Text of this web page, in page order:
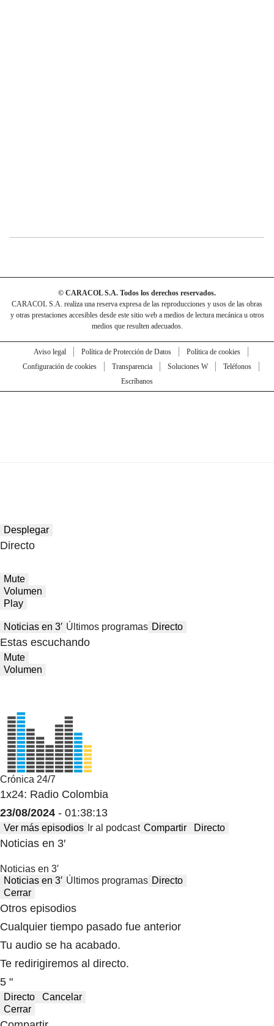
© CARACOL S.A. Todos los derechos reservados.
CARACOL S.A. realiza una reserva expresa de las reproducciones y usos de las obras
y otras prestaciones accesibles desde este sitio web a medios de lectura mecánica u otros
medios que resulten adecuados.
Aviso legal Política de Protección de Datos
Política de cookies
Configuración de cookies
Transparencia Soluciones W
Teléfonos
Escríbanos
Desplegar
Directo
Mute
Volumen
Play
Noticias en 3′ Últimos programas Directo
Estas escuchando
Mute
Volumen
Crónica 24/7
1x24: Radio Colombia
23/08/2024 - 01:38:13
Ver más episodios Ir al podcast Compartir Directo
Noticias en 3′
Noticias en 3′
Noticias en 3′ Últimos programas Directo
Cerrar
Otros episodios
Cualquier tiempo pasado fue anterior
Tu audio se ha acabado.
Te redirigiremos al directo.
5 "
Directo
Cancelar
Cerrar